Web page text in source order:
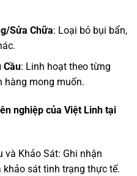
Sửa Chữa: Loại bỏ bụi bẩn,
Cầu: Linh hoạt theo từng
hàng mong muốn.
nghiệp của Việt Linh tại
và Khảo Sát: Ghi nhận
sát tình trạng thực tế.